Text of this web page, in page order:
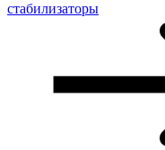
стабилизаторы